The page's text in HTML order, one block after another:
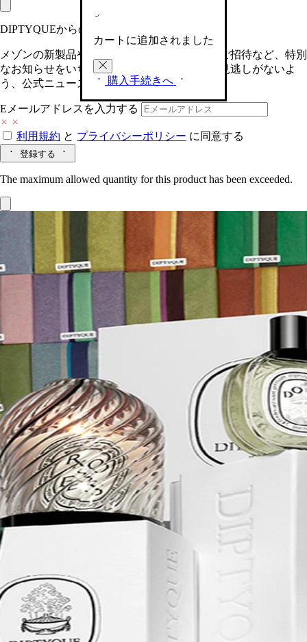
カートに追加されました
購入手続きへ
DIPTYQUEからの最新情報をお届けします
メゾンの新製品や、限定イベントへの特別なご招待など、特別
なお知らせをいち早くお届けいたします。お見逃しがないよ
う、公式ニュースレターにご登録ください。
Eメールアドレスを入力する
利用規約 と プライバシーポリシー に同意する
登録する
The maximum allowed quantity for this product has been exceeded.